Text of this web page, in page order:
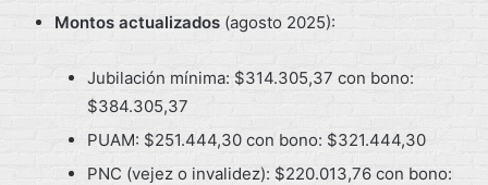
Montos actualizados (agosto 2025):
Jubilación mínima: $314.305,37 con bono:
$384.305,37
PUAM: $251.444,30 con bono: $321.444,30
PNC (vejez o invalidez): $220.013,76 con bono: